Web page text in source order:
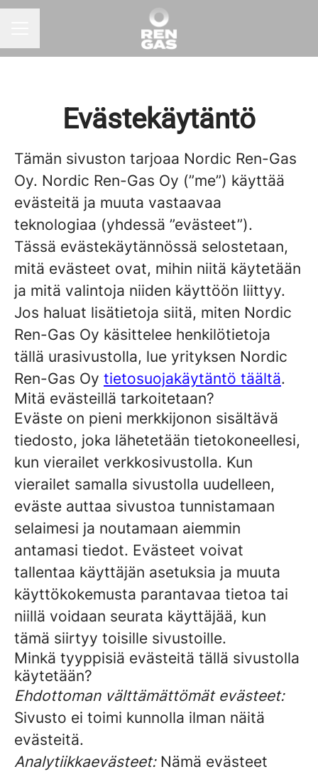
Evästekäytäntö
Tämän sivuston tarjoaa Nordic Ren-Gas
Oy. Nordic Ren-Gas Oy (”me”) käyttää
evästeitä ja muuta vastaavaa
teknologiaa (yhdessä ”evästeet”).
Tässä evästekäytännössä selostetaan,
mitä evästeet ovat, mihin niitä käytetään
ja mitä valintoja niiden käyttöön liittyy.
Jos haluat lisätietoja siitä, miten Nordic
Ren-Gas Oy käsittelee henkilötietoja
tällä urasivustolla, lue yrityksen Nordic
Ren-Gas Oy tietosuojakäytäntö täältä.
Mitä evästeillä tarkoitetaan?
Eväste on pieni merkkijonon sisältävä
tiedosto, joka lähetetään tietokoneellesi,
kun vierailet verkkosivustolla. Kun
vierailet samalla sivustolla uudelleen,
eväste auttaa sivustoa tunnistamaan
selaimesi ja noutamaan aiemmin
antamasi tiedot. Evästeet voivat
tallentaa käyttäjän asetuksia ja muuta
käyttökokemusta parantavaa tietoa tai
niillä voidaan seurata käyttäjää, kun
tämä siirtyy toisille sivustoille.
Minkä tyyppisiä evästeitä tällä sivustolla
käytetään?
Ehdottoman välttämättömät evästeet:
Sivusto ei toimi kunnolla ilman näitä
evästeitä.
Analytiikkaevästeet:Nämä evästeet